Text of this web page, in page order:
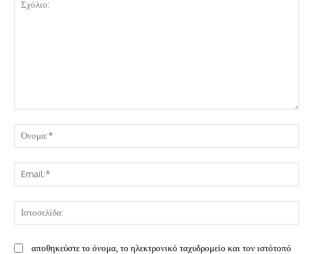
αποθηκεύστε το όνομα, το ηλεκτρονικό ταχυδρομείο και τον ιστότοπό